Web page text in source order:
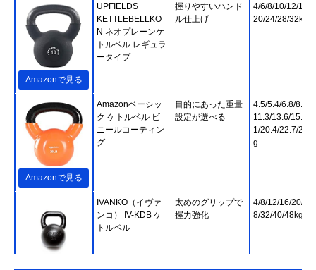
Amazonで見る
UPFIELDS
KETTLEBELLKO
N ネオプレーンケ
トルベル レギュラ
ータイプ
握りやすいハンド
ル仕上げ
4/6/8/10/12/14/
20/24/28/32kg
Amazonで見る
Amazonベーシッ
ク ケトルベル ビ
ニールコーティン
グ
目的にあった重量
設定が選べる
4.5/5.4/6.8/8.2/
11.3/13.6/15.9/
1/20.4/22.7/
g
IVANKO（イヴァ
ンコ） IV-KDB ケ
トルベル
太めのグリップで
握力強化
4/8/12/16/20/
8/32/40/48kg